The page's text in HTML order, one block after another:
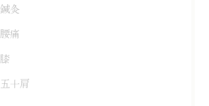
鍼灸
腰痛
膝
五十肩